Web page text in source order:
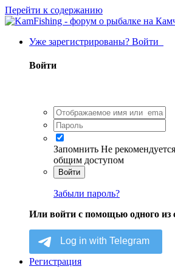
Перейти к содержанию
Уже зарегистрированы? Войти
Войти
Запомнить Не
общим доступом
Войти
Забыли пароль?
Или войти с помощью одного из
Регистрация